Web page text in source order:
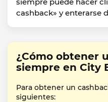
cashback» y enterarse
¿Cómo obtener
siempre en City
Para obtener un
siguientes: